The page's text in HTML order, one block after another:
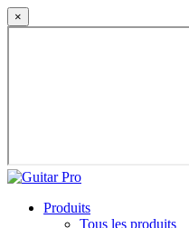
×
Produits
Tous les produits